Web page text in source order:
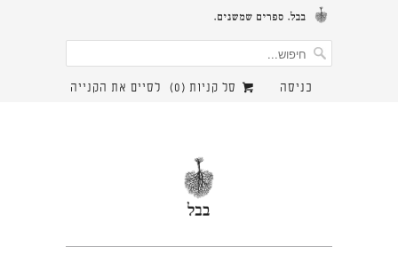
כניסה לסיים את הקנייה סל קניות ( 0
)